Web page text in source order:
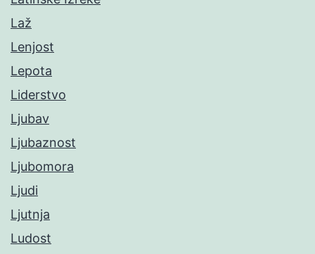
Laž
Lenjost
Lepota
Liderstvo
Ljubav
Ljubaznost
Ljubomora
Ljudi
Ljutnja
Ludost